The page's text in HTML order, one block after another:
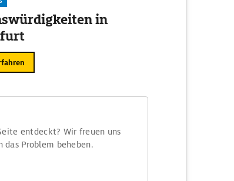
in
entdeckt? Wir freuen uns
das Problem beheben.